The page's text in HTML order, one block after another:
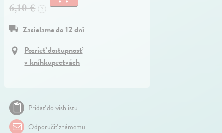
6,10 € ?
Zasielame do 12 dní
Pozrieť dostupnosť
v kníhkupectvách
Pridať do wishlistu
Odporučiť známemu